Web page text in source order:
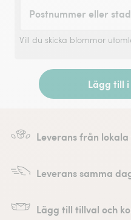
Postnummer eller stad
Vill du skicka blommor
Lägg till
Leverans från
Leverans samma
Lägg till tillval och